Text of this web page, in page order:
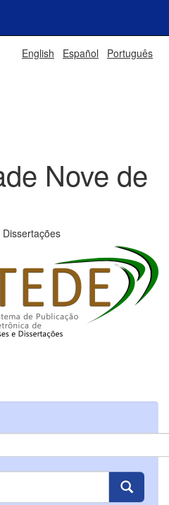
English Español Português
Nove de